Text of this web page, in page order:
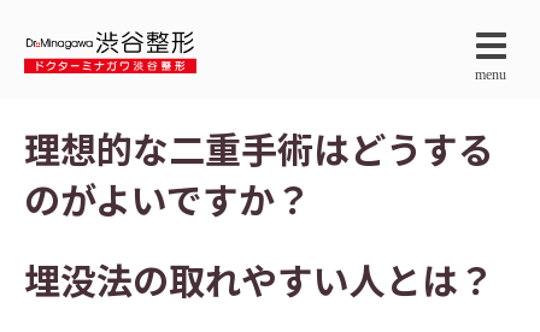
menu
理想的な二重手術はどうする
のがよいですか？
埋没法の取れやすい人とは？